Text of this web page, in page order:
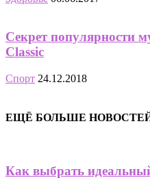
Секрет популярности
Classic
Спорт 24.12.2018
ЕЩЁ БОЛЬШЕ
Как выбрать